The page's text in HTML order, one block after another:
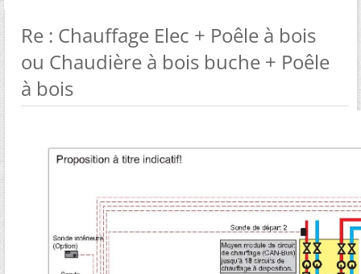
Re : Chauffage Elec + Poêle à bois
ou Chaudière à bois buche + Poêle
à bois